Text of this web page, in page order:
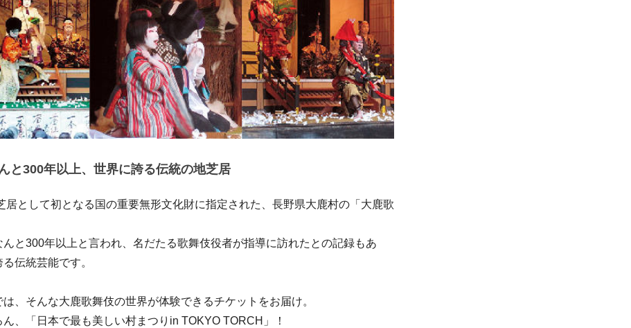
と300年以上、世界に誇る伝統の地芝居
居として初となる国の重要無形文化財に指定された、長野県大鹿村の「大鹿歌
んと300年以上と言われ、名だたる歌舞伎役者が指導に訪れたとの記録もあ
伝統芸能です。
、そんな大鹿歌舞伎の世界が体験できるチケットをお届け。
、「日本で最も美しい村まつりin TOKYO TORCH」！